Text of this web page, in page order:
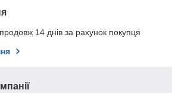
14 днів за рахунок покупця